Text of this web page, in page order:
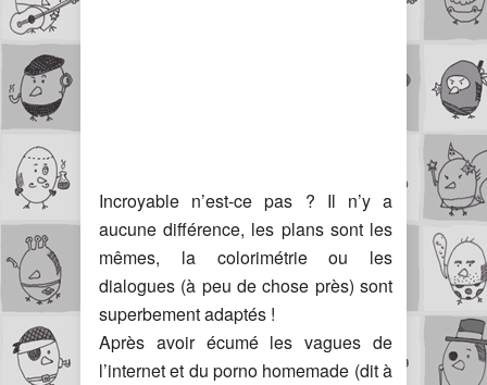
Incroyable n’est-ce pas ? Il n’y a
aucune différence, les plans sont les
mêmes, la colorimétrie ou les
dialogues (à peu de chose près) sont
superbement adaptés !
Après avoir écumé les vagues de
l’internet et du porno homemade (dit à